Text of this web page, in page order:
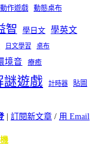
動作遊戲 動態桌布
智 學日文 學英文
日文學習 桌布
境音 療癒
謎遊戲 計時器
貼圖
| 訂閱新文章 / 用 Email